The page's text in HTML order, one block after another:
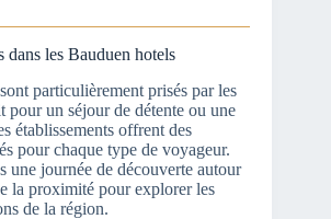
dans les Bauduen hotels
particulièrement prisés par les
pour un séjour de détente ou une
établissements offrent des
pour chaque type de voyageur.
une journée de découverte autour
la proximité pour explorer les
de la région.